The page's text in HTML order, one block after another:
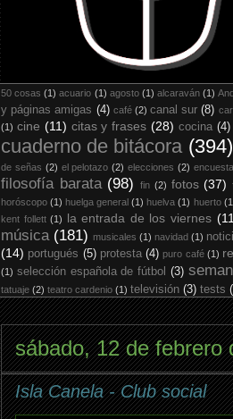
50 cosas (1) acuario (1) agosto (1) alcaraván (1)
y páginas amigas (4) café (2) canal sur (8)
(1) cine (11) citas y frases (28) cocina (4)
cuaderno de bitácora (394)
de señas (2) el pelotazo (2) elecciones (2) encuesta
filosofía barata (98) fin (2) fotos (37)
horóscopo (1) huelga general (1) huelva (1) huerto
kent follett (1) la entrada de los viernes
música (181) musicales (1) navidad (1)
(14) portugués (5) protesta (4) puro café (1)
(1) selección española de fútbol (3)
tatuaje (2) teatro cardenio (1) televisión (3) tests
sábado, 12 de febrero
Isla Canela - Club social